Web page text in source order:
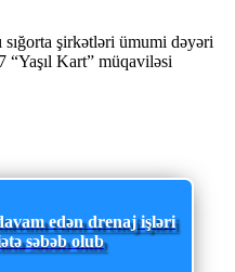
şirkətləri ümumi dəyəri
“Yaşıl Kart” müqaviləsi
edən drenaj işləri
səbəb olub